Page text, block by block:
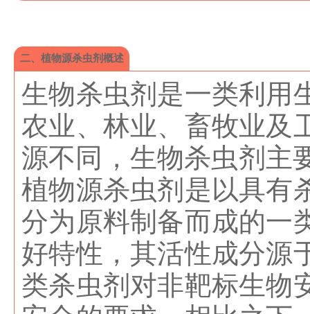
二、植物源杀虫剂概述
生物杀虫剂是一类利用
农业、林业、畜牧业及
源不同，生物杀虫剂主
植物源杀虫剂是以具有
分为原料制备而成的一
好特性，其活性成分源
类杀虫剂对非靶标生物